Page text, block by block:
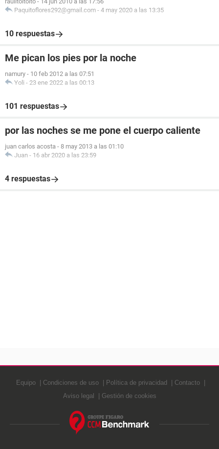
Paquitoflores292@gmail.com - 4 may 2020 a las 13:35
10 respuestas
Me pican los pies por la noche
namury - 10 feb 2012 a las 07:51
Yoli - 23 ene 2022 a las 00:13
101 respuestas
por las noches se me pone el cuerpo caliente
juan carlos acosta - 8 may 2013 a las 01:10
Juan - 16 abr 2020 a las 23:59
4 respuestas
Equipo Condiciones de uso Política de privacidad
Contacto
Aviso legal
Gestión de cookies